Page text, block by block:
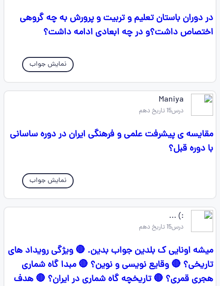
در دوران باستان تعلیم و تربیت و پرورش به چه گروهی
اختصاص داشت؟و در چه ابعادی ادامه داشت؟
نمایش جواب
Maniya
درس15 تاریخ دهم
مقایسه ی پیشرفت علمی و فرهنگی ایران در دوره ساسانی
با دوره قبل؟
نمایش جواب
:) ...
درس15 تاریخ دهم
میشه اونایی ک بلدین جواب بدین. 🔴 ویژگی رویداد های
تاریخی؟ 🔴 وقایع نویسی و نوین؟ 🔴 مبدا گاه شماری
هجری قمری؟ 🔴 تاریخچه گاه شماری در ایران؟ 🔴 هدف